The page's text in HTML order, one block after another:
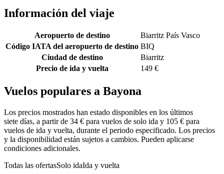
Información del viaje
Aeropuerto de destino
Biarritz País Vasco
Código IATA del aeropuerto de destino BIQ
Ciudad de destino
Biarritz
Precio de ida y vuelta
149 €
Vuelos populares a Bayona
Los precios mostrados han estado disponibles en los últimos
siete días, a partir de 34 € para vuelos de solo ida y 105 € para
vuelos de ida y vuelta, durante el periodo especificado. Los precios
y la disponibilidad están sujetos a cambios. Pueden aplicarse
condiciones adicionales.
Todas las ofertasSolo idaIda y vuelta